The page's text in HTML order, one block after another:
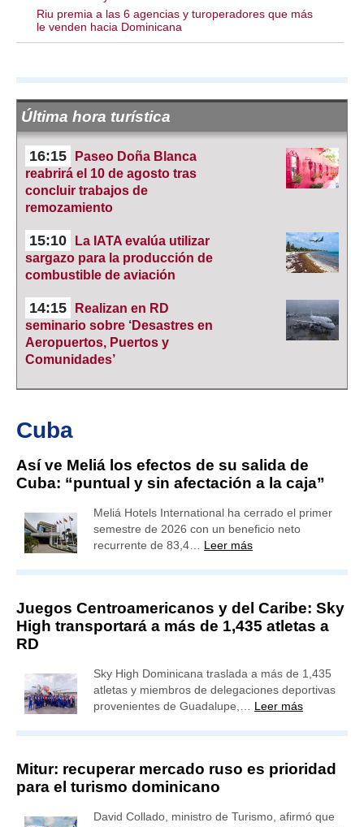
Riu premia a las 6 agencias y turoperadores que más
le venden hacia Dominicana
Última hora turística
16:15
Paseo Doña Blanca
reabrirá el 10 de agosto tras
concluir trabajos de
remozamiento
15:10
La IATA evalúa utilizar
sargazo para la producción de
combustible de aviación
14:15
Realizan en RD
seminario sobre ‘Desastres en
Aeropuertos, Puertos y
Comunidades’
Cuba
Así ve Meliá los efectos de su salida de
Cuba: “puntual y sin afectación a la caja”
Meliá Hotels International ha cerrado el primer
semestre de 2026 con un beneficio neto
recurrente de 83,4… Leer más
Juegos Centroamericanos y del Caribe: Sky
High transportará a más de 1,435 atletas a
RD
Sky High Dominicana traslada a más de 1,435
atletas y miembros de delegaciones deportivas
provenientes de Guadalupe,… Leer más
Mitur: recuperar mercado ruso es prioridad
para el turismo dominicano
David Collado, ministro de Turismo, afirmó que